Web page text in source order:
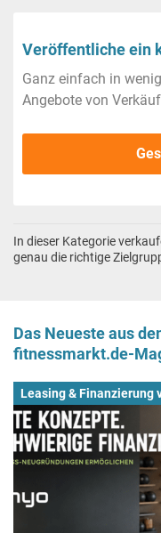
Veröffentliche ein
Ganz einfach in
Angebote von
In dieser Kategorie
genau die richtige
Das Neueste aus
fitnessmarkt.de-
Leasing & Finanzierung